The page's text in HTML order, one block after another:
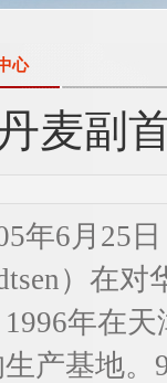
心
麦副
年6月25
）在
年在
产基地。